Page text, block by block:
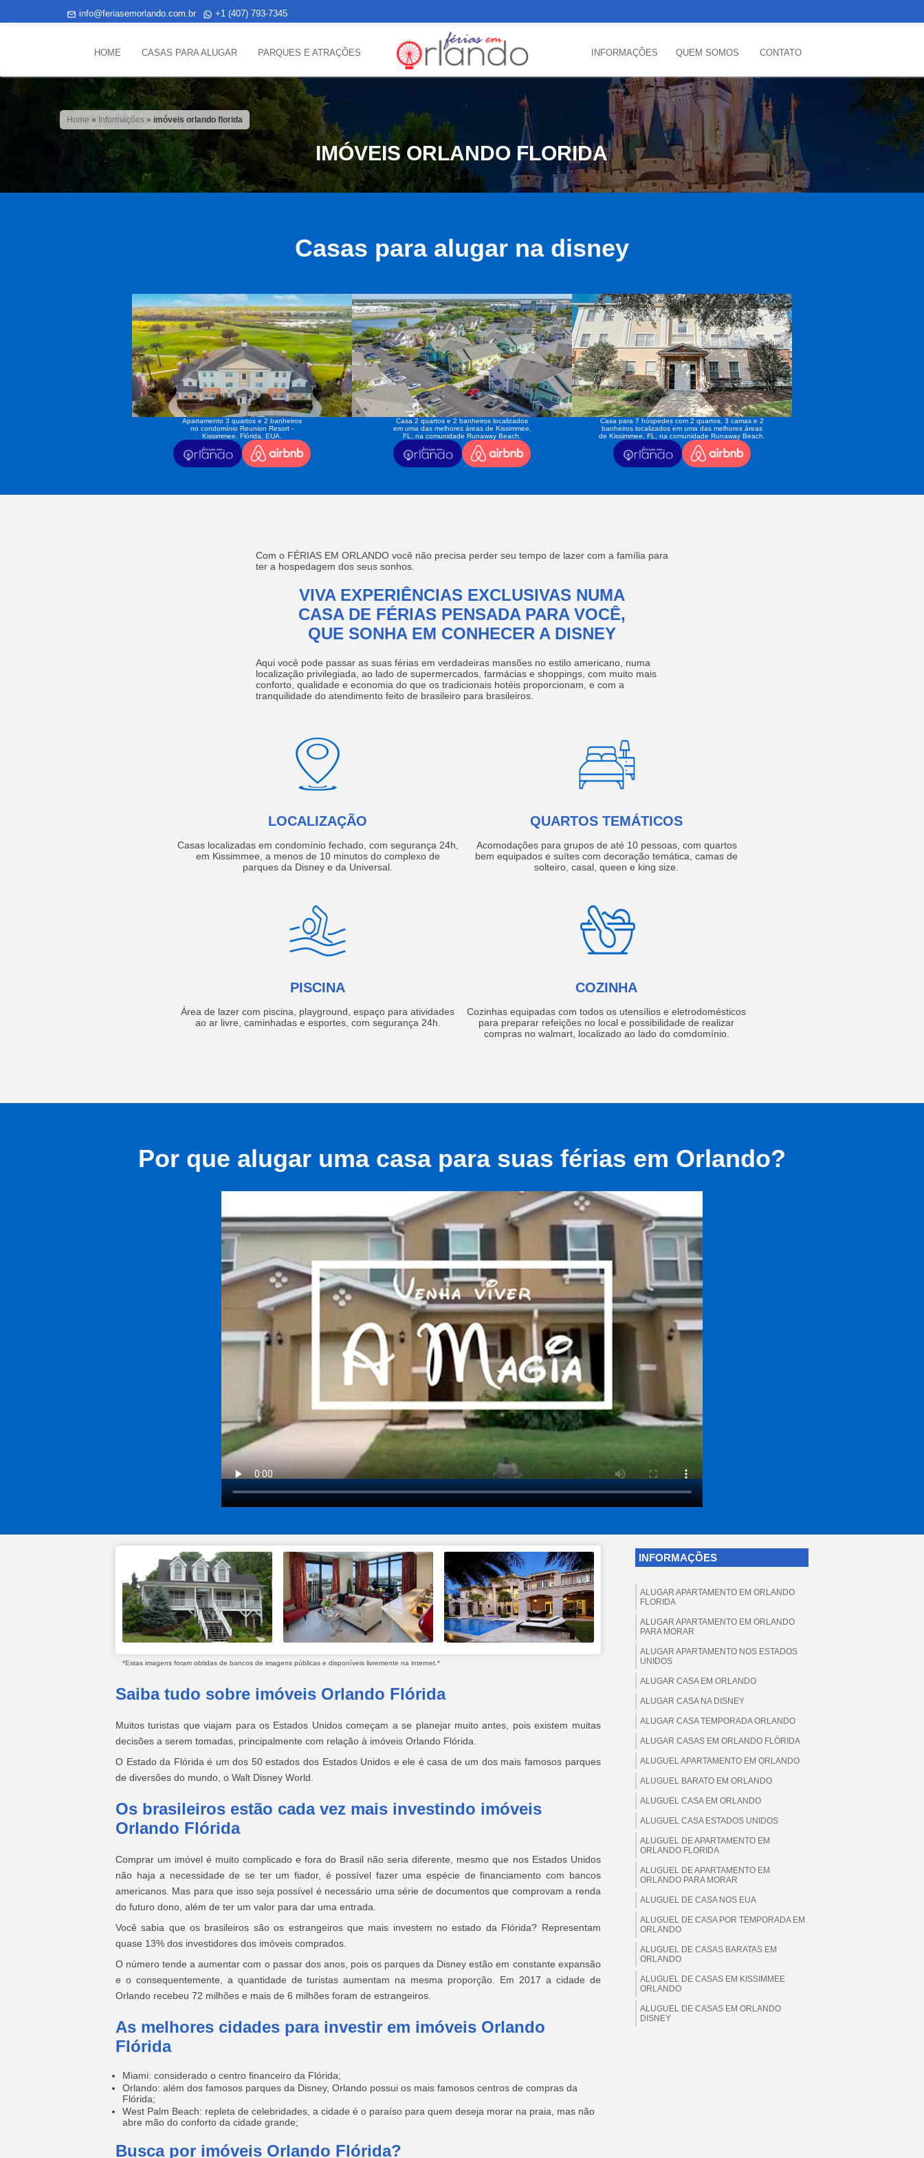
info@feriasemorlando.com.br +1 (407) 793-7345
HOME CASAS PARA ALUGAR PARQUES E ATRAÇÕES INFORMAÇÕES QUEM SOMOS CONTATO
Home » Informações »imóveis orlando florida
IMÓVEIS ORLANDO FLORIDA
Casas para alugar na disney
Apartamento 3 quartos e 2 banheiros
no condomínio Reunion Resort -
Kissimmee, Flórida, EUA.
Casa 2 quartos e 2 banheiros localizados
em uma das melhores áreas de Kissimmee,
FL, na comunidade Runaway Beach.
Casa para 7 hóspedes com 2 quartos, 3 camas e 2
banheiros localizados em uma das melhores áreas
de Kissimmee, FL, na comunidade Runaway Beach.
Com o FÉRIAS EM ORLANDO você não precisa perder seu tempo de lazer com a família para
ter a hospedagem dos seus sonhos.
VIVA EXPERIÊNCIAS EXCLUSIVAS NUMA
CASA DE FÉRIAS PENSADA PARA VOCÊ,
QUE SONHA EM CONHECER A DISNEY
Aqui você pode passar as suas férias em verdadeiras mansões no estilo americano, numa
localização privilegiada, ao lado de supermercados, farmácias e shoppings, com muito mais
conforto, qualidade e economia do que os tradicionais hotéis proporcionam, e com a
tranquilidade do atendimento feito de brasileiro para brasileiros.
LOCALIZAÇÃO
Casas localizadas em condomínio fechado, com segurança 24h,
em Kissimmee, a menos de 10 minutos do complexo de
parques da Disney e da Universal.
QUARTOS TEMÁTICOS
Acomodações para grupos de até 10 pessoas, com quartos
bem equipados e suítes com decoração temática, camas de
solteiro, casal, queen e king size.
PISCINA
Área de lazer com piscina, playground, espaço para atividades
ao ar livre, caminhadas e esportes, com segurança 24h.
COZINHA
Cozinhas equipadas com todos os utensílios e eletrodomésticos
para preparar refeições no local e possibilidade de realizar
compras no walmart, localizado ao lado do comdomínio.
Por que alugar uma casa para suas férias em Orlando?
*Estas imagens foram obtidas de bancos de imagens públicas e disponíveis livremente na internet.*
Saiba tudo sobre imóveis Orlando Flórida
Muitos turistas que viajam para os Estados Unidos começam a se planejar muito antes, pois existem muitas
decisões a serem tomadas, principalmente com relação à imóveis Orlando Flórida.
O Estado da Flórida é um dos 50 estados dos Estados Unidos e ele é casa de um dos mais famosos parques
de diversões do mundo, o Walt Disney World.
Os brasileiros estão cada vez mais investindo imóveis
Orlando Flórida
Comprar um imóvel é muito complicado e fora do Brasil não seria diferente, mesmo que nos Estados Unidos
não haja a necessidade de se ter um fiador, é possível fazer uma espécie de financiamento com bancos
americanos. Mas para que isso seja possível é necessário uma série de documentos que comprovam a renda
do futuro dono, além de ter um valor para dar uma entrada.
Você sabia que os brasileiros são os estrangeiros que mais investem no estado da Flórida? Representam
quase 13% dos investidores dos imóveis comprados.
O número tende a aumentar com o passar dos anos, pois os parques da Disney estão em constante expansão
e o consequentemente, a quantidade de turistas aumentam na mesma proporção. Em 2017 a cidade de
Orlando recebeu 72 milhões e mais de 6 milhões foram de estrangeiros.
As melhores cidades para investir em imóveis Orlando
Flórida
Miami: considerado o centro financeiro da Flórida;
Orlando: além dos famosos parques da Disney, Orlando possui os mais famosos centros de compras da
Flórida;
West Palm Beach: repleta de celebridades, a cidade é o paraíso para quem deseja morar na praia, mas não
abre mão do conforto da cidade grande;
Busca por imóveis Orlando Flórida?
INFORMAÇÕES
ALUGAR APARTAMENTO EM ORLANDO
FLORIDA
ALUGAR APARTAMENTO EM ORLANDO
PARA MORAR
ALUGAR APARTAMENTO NOS ESTADOS
UNIDOS
ALUGAR CASA EM ORLANDO
ALUGAR CASA NA DISNEY
ALUGAR CASA TEMPORADA ORLANDO
ALUGAR CASAS EM ORLANDO FLÓRIDA
ALUGUEL APARTAMENTO EM ORLANDO
ALUGUEL BARATO EM ORLANDO
ALUGUEL CASA EM ORLANDO
ALUGUEL CASA ESTADOS UNIDOS
ALUGUEL DE APARTAMENTO EM
ORLANDO FLORIDA
ALUGUEL DE APARTAMENTO EM
ORLANDO PARA MORAR
ALUGUEL DE CASA NOS EUA
ALUGUEL DE CASA POR TEMPORADA EM
ORLANDO
ALUGUEL DE CASAS BARATAS EM
ORLANDO
ALUGUEL DE CASAS EM KISSIMMEE
ORLANDO
ALUGUEL DE CASAS EM ORLANDO
DISNEY